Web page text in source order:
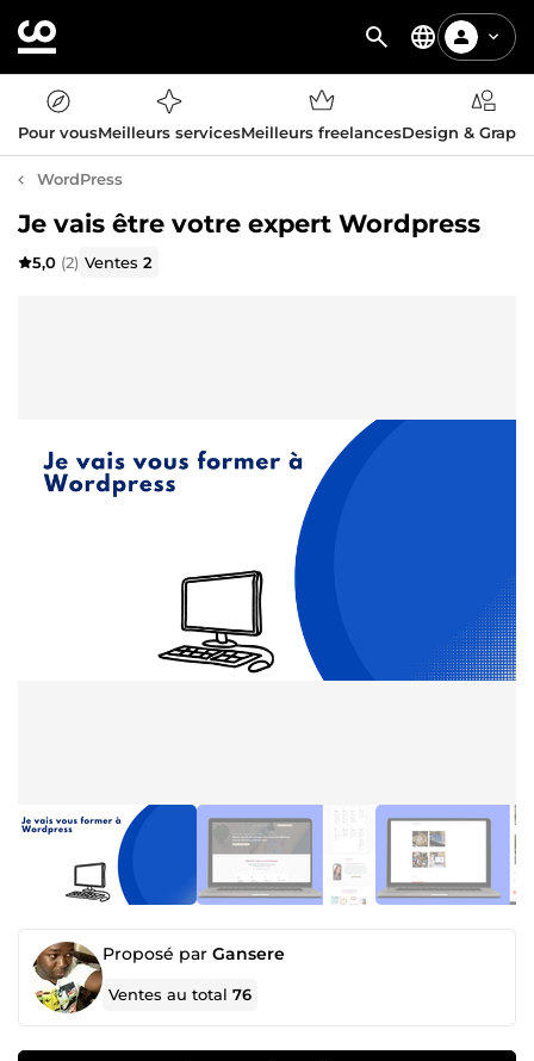
Pour vousMeilleurs servicesMeilleurs freelancesDesign &
WordPress
Je vais être votre expert Wordpress
5,0 (2) Ventes2
Proposé par Gansere
Ventes au total76